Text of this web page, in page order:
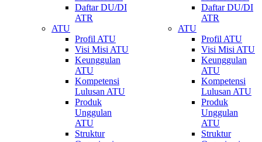
Daftar DU/DI
ATR
ATU
Profil ATU
Visi Misi ATU
Keunggulan
ATU
Kompetensi
Lulusan ATU
Produk
Unggulan
ATU
Struktur
Daftar DU/DI
ATR
ATU
Profil ATU
Visi Misi ATU
Keunggulan
ATU
Kompetensi
Lulusan ATU
Produk
Unggulan
ATU
Struktur